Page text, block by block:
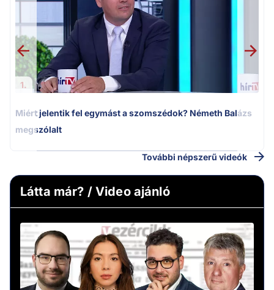
1.
Miért jelentik fel egymást a szomszédok? Németh Balázs
megszólalt
További népszerű videók
Látta már? / Video ajánló